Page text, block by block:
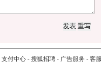
支付中心 - 搜狐招聘 - 广告服务 - 客